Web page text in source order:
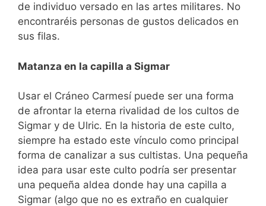
de individuo versado en las artes militares. No
encontraréis personas de gustos delicados en
sus filas.
Matanza en la capilla a Sigmar
Usar el Cráneo Carmesí puede ser una forma
de afrontar la eterna rivalidad de los cultos de
Sigmar y de Ulric. En la historia de este culto,
siempre ha estado este vínculo como principal
forma de canalizar a sus cultistas. Una pequeña
idea para usar este culto podría ser presentar
una pequeña aldea donde hay una capilla a
Sigmar (algo que no es extraño en cualquier